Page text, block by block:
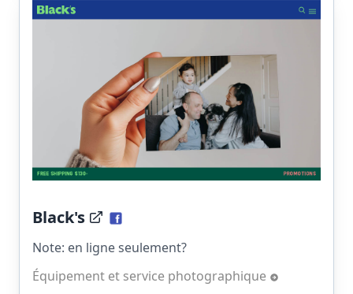
Black's
Note: en ligne seulement?
Équipement et service photographique